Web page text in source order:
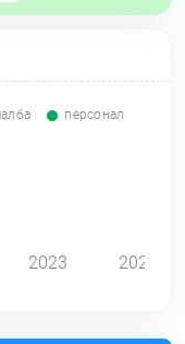
персонал
2023 2024